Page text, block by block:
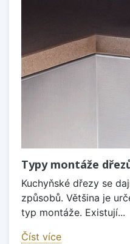
Typy montáže
Kuchyňské dřezy se
způsobů. Většina je
typ montáže. Existují...
Číst více